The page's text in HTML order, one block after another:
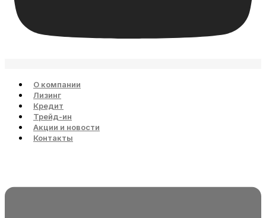
О компании
Лизинг
Кредит
Трейд-ин
Акции и новости
Контакты